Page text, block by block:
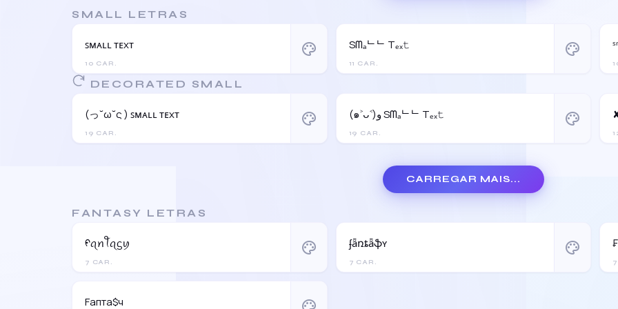
SMALL LETRAS
10 CAR.
ꜱᴍᴀʟʟ ᴛᴇxᴛ palette
11 CAR.
Sᗰₐᄂᄂ Tₑₓ𝚝 palette
DECORATED SMALL
19 CAR.
(っ˘ω˘ς ) ꜱᴍᴀʟʟ ᴛᴇxᴛ palette
19 CAR.
(๑˃ᴗ˂)ﻭ Sᗰₐᄂᄂ Tₑₓ𝚝 palette
CARREGAR MAIS...
FANTASY LETRAS
7 CAR.
ᠻꪖꪀꪻꪖᦓꪗ palette
7 CAR.
ʄǟռȶǟֆʏ palette
Fапта$ч